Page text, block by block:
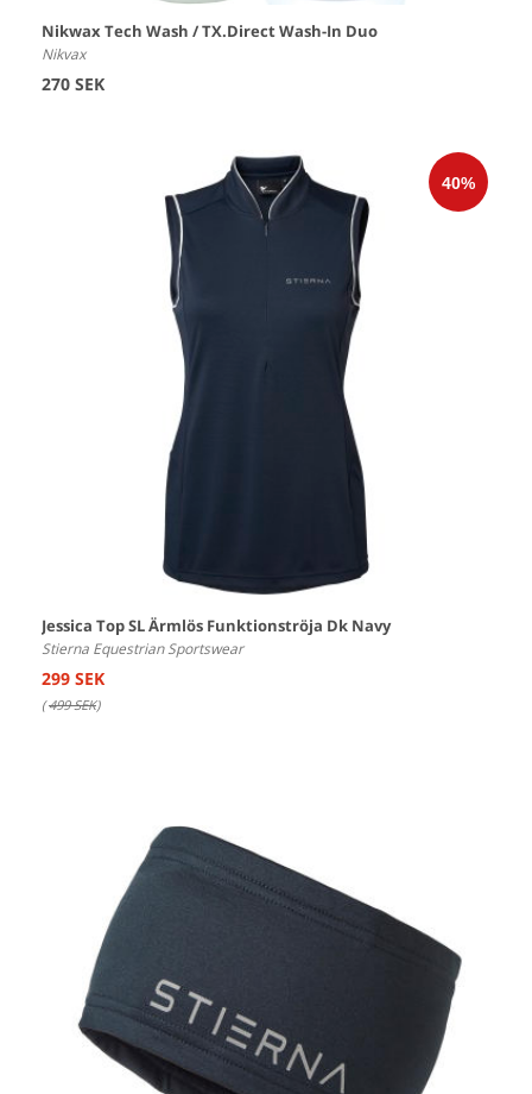
Nikwax Tech Wash / TX.Direct Wash-In Duo
Nikvax
270 SEK
Jessica Top SL Ärmlös Funktionströja Dk Navy
Stierna Equestrian Sportswear
299 SEK
(499 SEK)